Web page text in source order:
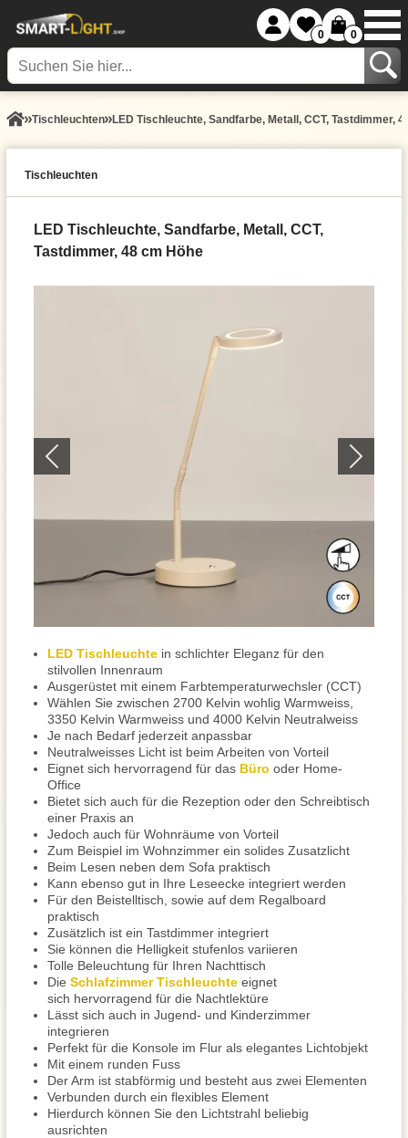
0 0
Tisch­leuchten LED Tischleuchte, Sandfarbe, Metall, CCT, Tastdimmer,
Tisch­leuchten
LED Tischleuchte, Sandfarbe, Metall, CCT,
Tastdimmer, 48 cm Höhe
LED Tischleuchte in schlichter Eleganz für den
stilvollen Innenraum
Ausgerüstet mit einem Farbtemperaturwechsler (CCT)
Wählen Sie zwischen 2700 Kelvin wohlig Warmweiss,
3350 Kelvin Warmweiss und 4000 Kelvin Neutralweiss
Je nach Bedarf jederzeit anpassbar
Neutralweisses Licht ist beim Arbeiten von Vorteil
Eignet sich hervorragend für das Büro oder Home-
Office
Bietet sich auch für die Rezeption oder den Schreibtisch
einer Praxis an
Jedoch auch für Wohnräume von Vorteil
Zum Beispiel im Wohnzimmer ein solides Zusatzlicht
Beim Lesen neben dem Sofa praktisch
Kann ebenso gut in Ihre Leseecke integriert werden
Für den Beistelltisch, sowie auf dem Regalboard
praktisch
Zusätzlich ist ein Tastdimmer integriert
Sie können die Helligkeit stufenlos variieren
Tolle Beleuchtung für Ihren Nachttisch
Die Schlafzimmer Tischleuchte eignet
sich hervorragend für die Nachtlektüre
Lässt sich auch in Jugend- und Kinderzimmer
integrieren
Perfekt für die Konsole im Flur als elegantes Lichtobjekt
Mit einem runden Fuss
Der Arm ist stabförmig und besteht aus zwei Elementen
Verbunden durch ein flexibles Element
Hierdurch können Sie den Lichtstrahl beliebig
ausrichten